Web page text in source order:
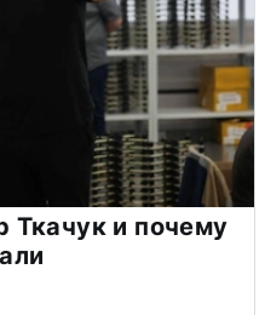
Ткачук и почему